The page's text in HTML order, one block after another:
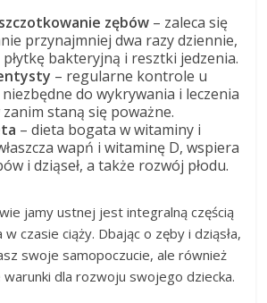
zębów – zaleca się
przynajmniej dwa razy dziennie,
bakteryjną i resztki jedzenia.
– regularne kontrole u
do wykrywania i leczenia
staną się poważne.
– dieta bogata w witaminy i
wapń i witaminę D, wspiera
i dziąseł, a także rozwój płodu.
jamy ustnej jest integralną częścią
czasie ciąży. Dbając o zęby i dziąsła,
swoje samopoczucie, ale również
dla rozwoju swojego dziecka.